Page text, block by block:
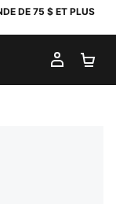
DE 75 $ ET PLUS
MON